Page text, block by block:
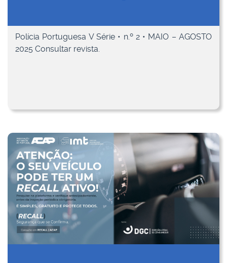
Polícia Portuguesa V Série • n.º 2 • MAIO – AGOSTO
2025 Consultar revista.